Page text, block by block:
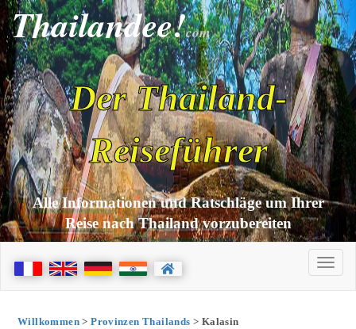
Thailandee!com
Der Thailand-
Reiseführer
Alle Informationen und Ratschläge um Ihrer
Reise nach Thailand vorzubereiten
Willkommen>Provinzen Thailands > Kalasin